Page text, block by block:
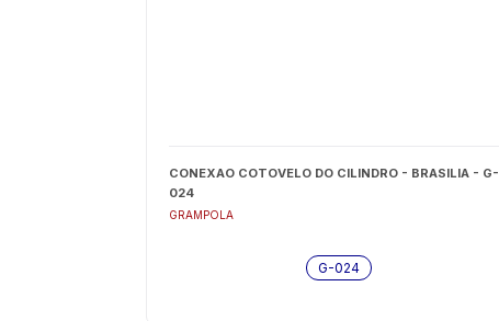
CONEXAO COTOVELO DO CILINDRO - BRASILIA - G-
024
GRAMPOLA
G-024